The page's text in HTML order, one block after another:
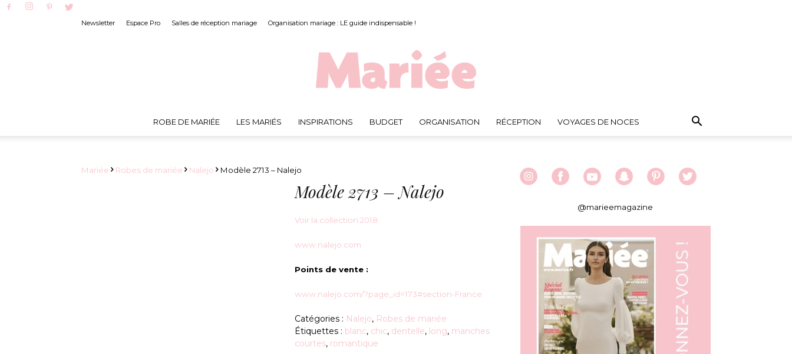
Newsletter Espace Pro Salles de réception mariage Organisation mariage : LE guide indispensable !
ROBE DE MARIÉE LES MARIÉS INSPIRATIONS BUDGET ORGANISATION RÉCEPTION VOYAGES DE NOCES
Mariée Robes de mariée Nalejo Modèle 2713 – Nalejo
Modèle 2713 – Nalejo
Voir la collection 2018
www.nalejo.com
Points de vente :
www.nalejo.com/?page_id=173#section-France
Catégories : Nalejo, Robes de mariée
Étiquettes : blanc, chic, dentelle, long, manches
courtes, romantique
@marieemagazine